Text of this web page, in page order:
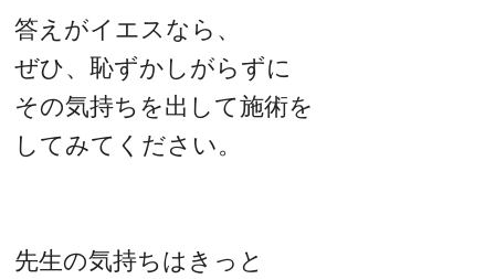
答えがイエスなら、
ぜひ、恥ずかしがらずに
その気持ちを出して施術を
してみてください。
先生の気持ちはきっと